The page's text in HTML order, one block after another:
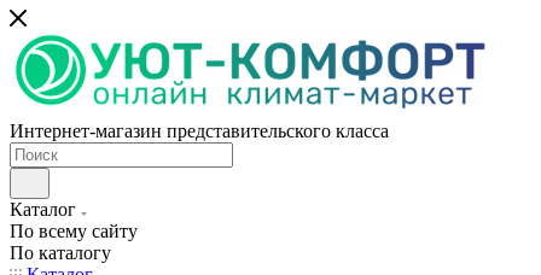
Интернет-магазин представительского класса
Каталог
По всему сайту
По каталогу